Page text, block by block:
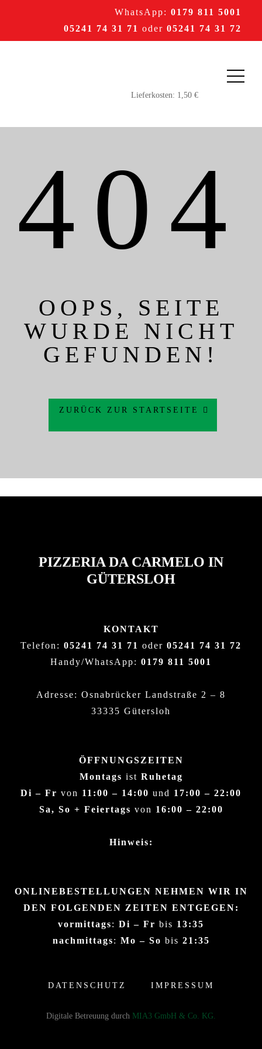
WhatsApp: 0179 811 5001
05241 74 31 71 oder 05241 74 31 72
404
OOPS, SEITE
WURDE NICHT
GEFUNDEN!
ZURÜCK ZUR STARTSEITE
PIZZERIA DA CARMELO IN
GÜTERSLOH
KONTAKT
Telefon: 05241 74 31 71 oder 05241 74 31 72
Handy/WhatsApp: 0179 811 5001
Adresse: Osnabrücker Landstraße 2 – 8
33335 Gütersloh
ÖFFNUNGSZEITEN
Montags ist Ruhetag
Di – Fr von 11:00 – 14:00 und 17:00 – 22:00
Sa, So + Feiertags von 16:00 – 22:00
Hinweis:
ONLINEBESTELLUNGEN NEHMEN WIR IN
DEN FOLGENDEN ZEITEN ENTGEGEN:
vormittags: Di – Fr bis 13:35
nachmittags: Mo – So bis 21:35
DATENSCHUTZ IMPRESSUM
Digitale Betreuung durch MIA3 GmbH & Co. KG.